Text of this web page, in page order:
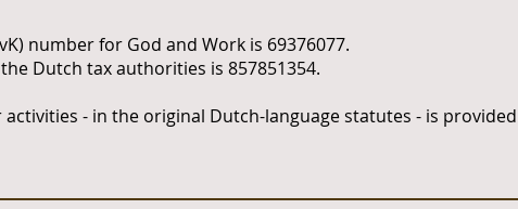
number for God and Work is 69376077.
Dutch tax authorities is 857851354.
- in the original Dutch-language statutes - is